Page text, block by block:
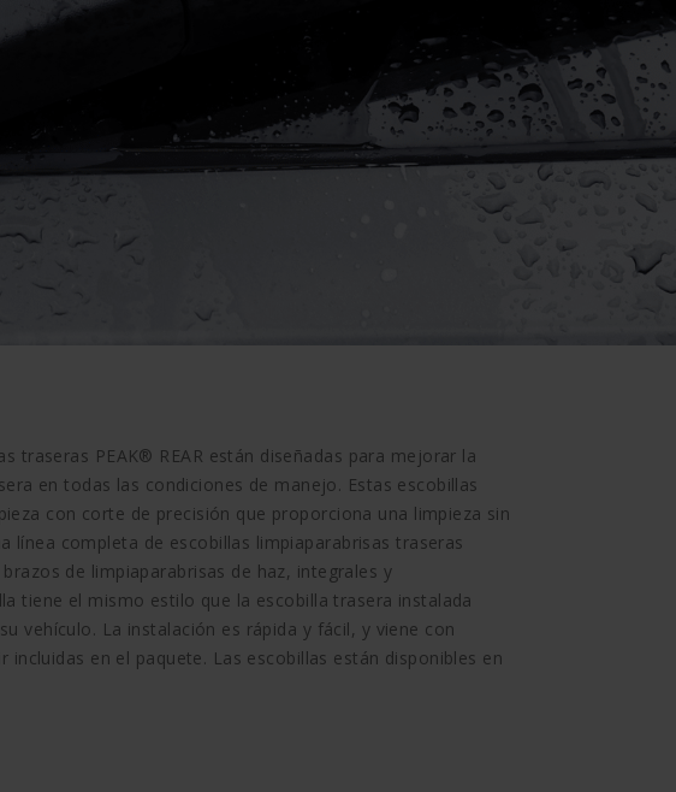
traseras PEAK® REAR están diseñadas para mejorar la
en todas las condiciones de manejo. Estas escobillas
con corte de precisión que proporciona una limpieza sin
línea completa de escobillas limpiaparabrisas traseras
de limpiaparabrisas de haz, integrales y
tiene el mismo estilo que la escobilla trasera instalada
vehículo. La instalación es rápida y fácil, y viene con
incluidas en el paquete. Las escobillas están disponibles en